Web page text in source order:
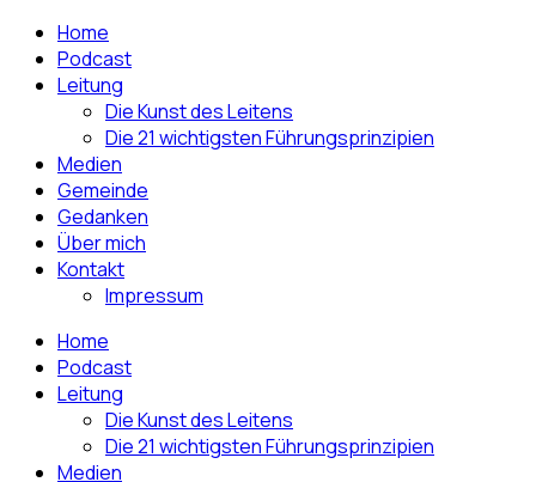
Home
Podcast
Leitung
Die Kunst des Leitens
Die 21 wichtigsten Führungsprinzipien
Medien
Gemeinde
Gedanken
Über mich
Kontakt
Impressum
Home
Podcast
Leitung
Die Kunst des Leitens
Die 21 wichtigsten Führungsprinzipien
Medien